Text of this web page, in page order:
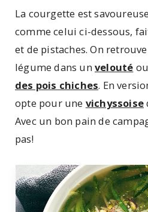
La courgette est
comme celui ci-dessous,
et de pistaches. On
légume dans un velouté
des pois chiches. En
opte pour une vichyssoise
Avec un bon pain de
pas!